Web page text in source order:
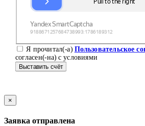
Я прочитал(-а) Пользовательское
согласен(-на) с условиями
Выставить счёт
×
Заявка отправлена